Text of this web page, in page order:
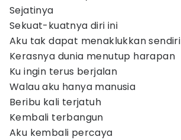
Sejatinya
Sekuat-kuatnya diri ini
Aku tak dapat menaklukkan sendiri
Kerasnya dunia menutup harapan
Ku ingin terus berjalan
Walau aku hanya manusia
Beribu kali terjatuh
Kembali terbangun
Aku kembali percaya